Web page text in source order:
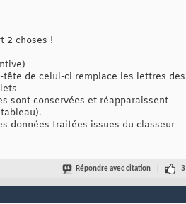
2 choses !
de celui-ci remplace les lettres des
sont conservées et réapparaissent
données traitées issues du classeur
Répondre avec citation 3